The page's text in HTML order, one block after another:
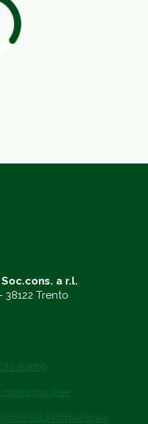
a r.l.
38122 Trento
siamo
nostri partner
informazioni